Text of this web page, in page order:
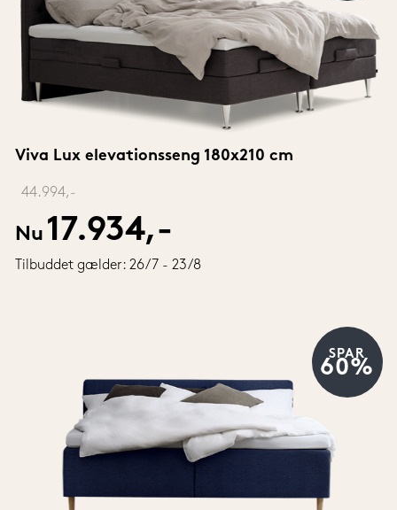
Viva Lux elevationsseng 180x210 cm
44.994,-
Nu 17.934,-
Tilbuddet gælder: 26/7 - 23/8
SPAR
60%